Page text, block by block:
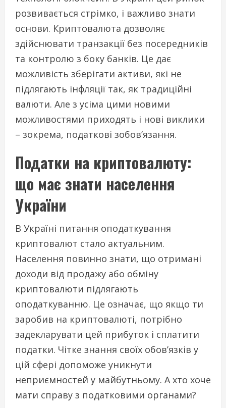
розвивається стрімко, і важливо знати
основи. Криптовалюта дозволяє
здійснювати транзакції без посередників
та контролю з боку банків. Це дає
можливість зберігати активи, які не
підлягають інфляції так, як традиційні
валюти. Але з усіма цими новими
можливостями приходять і нові виклики
– зокрема, податкові зобов’язання.
Податки на криптовалюту:
що має знати населення
України
В Україні питання оподаткування
криптовалют стало актуальним.
Населення повинно знати, що отримані
доходи від продажу або обміну
криптовалюти підлягають
оподаткуванню. Це означає, що якщо ти
заробив на криптовалюті, потрібно
задекларувати цей прибуток і сплатити
податки. Чітке знання своїх обов’язків у
цій сфері допоможе уникнути
неприємностей у майбутньому. А хто хоче
мати справу з податковими органами?